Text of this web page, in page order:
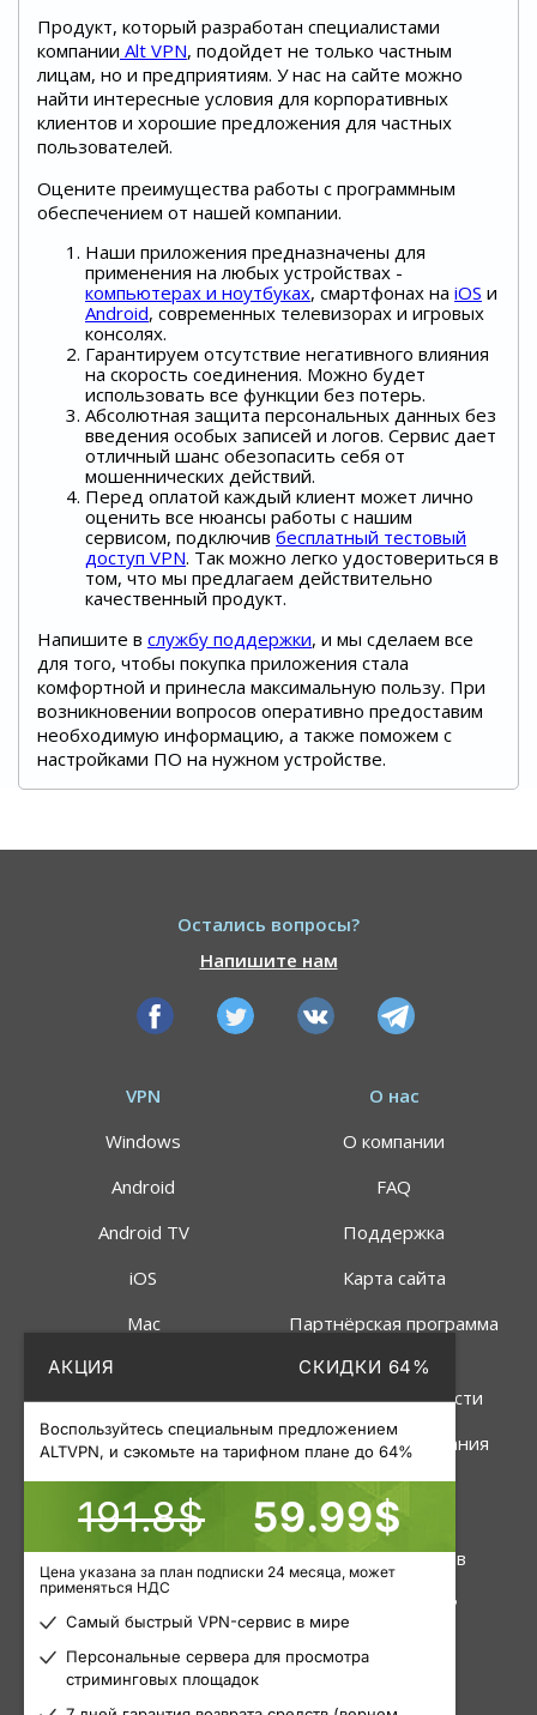
АКЦИЯ СКИДКИ 64%
Воспользуйтесь специальным предложением
ALTVPN, и сэкомьте на тарифном плане до 64%
191.8$ 59.99$
Цена указана за план подписки 24 месяца, может
применяться НДС
Самый быстрый VPN-сервис в мире
Персональные сервера для просмотра
стриминговых площадок
Продукт, который разработан специалистами
компании Alt VPN, подойдет не только частным
лицам, но и предприятиям. У нас на сайте можно
найти интересные условия для корпоративных
клиентов и хорошие предложения для частных
пользователей.
Оцените преимущества работы с программным
обеспечением от нашей компании.
Наши приложения предназначены для
применения на любых устройствах -
компьютерах и ноутбуках, смартфонах на iOS и
Android, современных телевизорах и игровых
консолях.
Гарантируем отсутствие негативного влияния
на скорость соединения. Можно будет
использовать все функции без потерь.
Абсолютная защита персональных данных без
введения особых записей и логов. Сервис дает
отличный шанс обезопасить себя от
мошеннических действий.
Перед оплатой каждый клиент может лично
оценить все нюансы работы с нашим
сервисом, подключив бесплатный тестовый
доступ VPN. Так можно легко удостовериться в
том, что мы предлагаем действительно
качественный продукт.
Напишите в службу поддержки, и мы сделаем все
для того, чтобы покупка приложения стала
комфортной и принесла максимальную пользу. При
возникновении вопросов оперативно предоставим
необходимую информацию, а также поможем с
настройками ПО на нужном устройстве.
Остались вопросы?
Напишите нам
VPN
Windows
Android
Android TV
iOS
Mac
О нас
О компании
FAQ
Поддержка
Карта сайта
Партнёрская программа
Политика
конфиденциальности
Правила пользования
Услуги
VPN
Пакетные прокси
Мобильные прокси
Инструменты
Статус серверов
Узнать свой IP